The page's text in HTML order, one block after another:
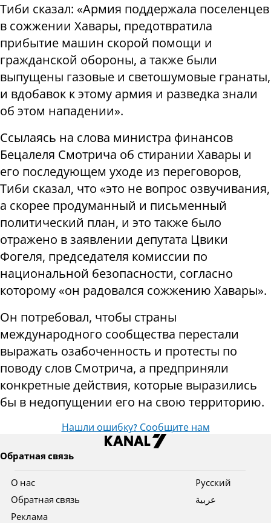
Тиби сказал: «Армия поддержала поселенцев
в сожжении Хавары, предотвратила
прибытие машин скорой помощи и
гражданской обороны, а также были
выпущены газовые и светошумовые гранаты,
и вдобавок к этому армия и разведка знали
об этом нападении».
Ссылаясь на слова министра финансов
Бецалеля Смотрича об стирании Хавары и
его последующем уходе из переговоров,
Тиби сказал, что «это не вопрос озвучивания,
а скорее продуманный и письменный
политический план, и это также было
отражено в заявлении депутата Цвики
Фогеля, председателя комиссии по
национальной безопасности, согласно
которому «он радовался сожжению Хавары».
Он потребовал, чтобы страны
международного сообщества перестали
выражать озабоченность и протесты по
поводу слов Смотрича, а предприняли
конкретные действия, которые выразились
бы в недопущении его на свою территорию.
Нашли ошибку? Сообщите нам
Обратная связь
О нас
Обратная связь
Реклама
Pусский
عربية